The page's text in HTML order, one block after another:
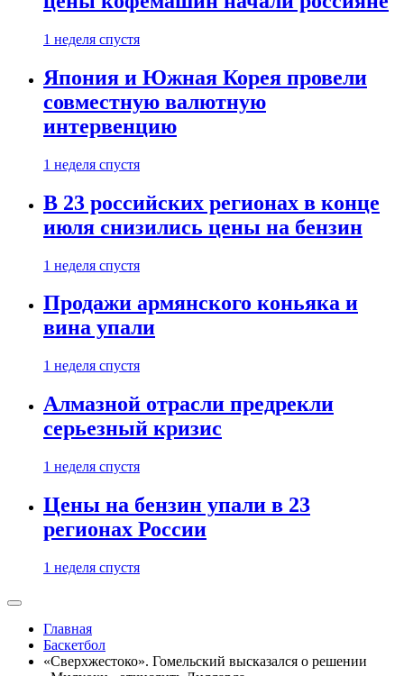
1 неделя спустя
Япония и Южная Корея провели
совместную валютную
интервенцию
1 неделя спустя
В 23 российских регионах в конце
июля снизились цены на бензин
1 неделя спустя
Продажи армянского коньяка и
вина упали
1 неделя спустя
Алмазной отрасли предрекли
серьезный кризис
1 неделя спустя
Цены на бензин упали в 23
регионах России
1 неделя спустя
Главная
Баскетбол
«Сверхжестоко». Гомельский высказался о решении